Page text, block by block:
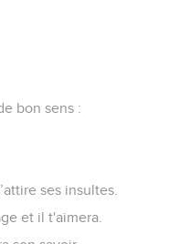
bon sens :
ses insultes.
et il t'aimera.